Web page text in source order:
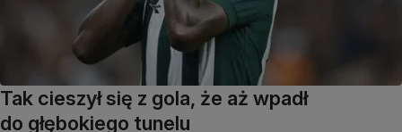
Tak cieszył się z gola, że aż wpadł
do głębokiego tunelu